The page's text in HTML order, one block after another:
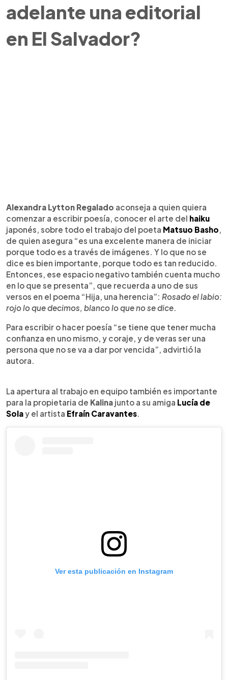
adelante una editorial
en El Salvador?
Alexandra Lytton Regalado aconseja a quien quiera
comenzar a escribir poesía, conocer el arte del haiku
japonés, sobre todo el trabajo del poeta Matsuo Basho,
de quien asegura “es una excelente manera de iniciar
porque todo es a través de imágenes. Y lo que no se
dice es bien importante, porque todo es tan reducido.
Entonces, ese espacio negativo también cuenta mucho
en lo que se presenta”, que recuerda a uno de sus
versos en el poema “Hija, una herencia”: Rosado el labio:
rojo lo que decimos, blanco lo que no se dice.
Para escribir o hacer poesía “se tiene que tener mucha
confianza en uno mismo, y coraje, y de veras ser una
persona que no se va a dar por vencida”, advirtió la
autora.
La apertura al trabajo en equipo también es importante
para la propietaria de Kalina junto a su amiga Lucía de
Solay el artista Efraín Caravantes.
Ver esta publicación en Instagram